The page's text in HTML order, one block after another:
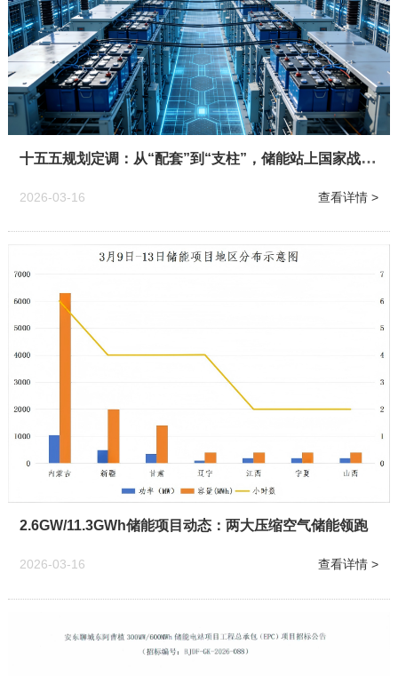
十五五规划定调：从“配套”到“支柱”，储能站上国家战略C位
查看详情 >
2026-03-16
2.6GW/11.3GWh储能项目动态：两大压缩空气储能领跑
查看详情 >
2026-03-16